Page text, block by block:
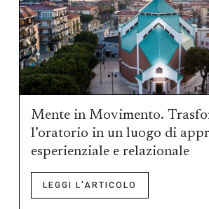
Mente in Movimento.
l’oratorio in un luogo di
esperienziale e relazionale
LEGGI L'ARTICOLO